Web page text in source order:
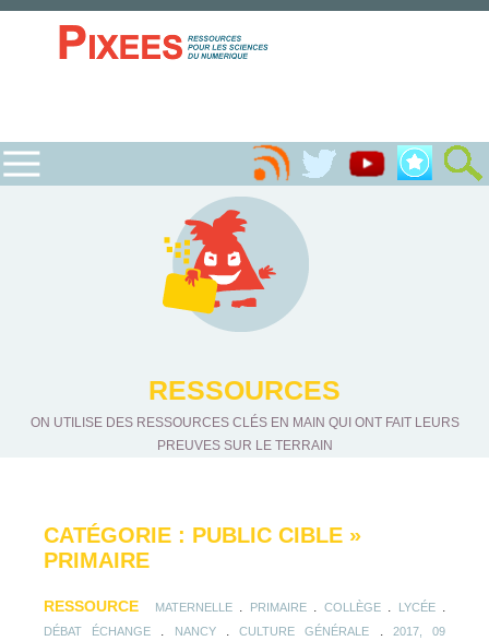
RESSOURCES
ON UTILISE DES RESSOURCES CLÉS EN MAIN QUI ONT FAIT LEURS
PREUVES SUR LE TERRAIN
CATÉGORIE : PUBLIC CIBLE »
PRIMAIRE
RESSOURCE MATERNELLE. PRIMAIRE. COLLÈGE. LYCÉE.
DÉBAT ÉCHANGE NANCY.CULTURE GÉNÉRALE
2017, 09